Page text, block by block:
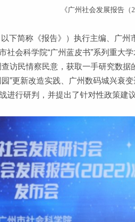
《广州社会发展报告
下简称《报告》）执行主编、广
社会科学院“广州蓝皮书”系列重大
访民情察民意，获取一手研究数
”更新改造实践、广州数码城兴
进行研判，并提出了针对性政策建议